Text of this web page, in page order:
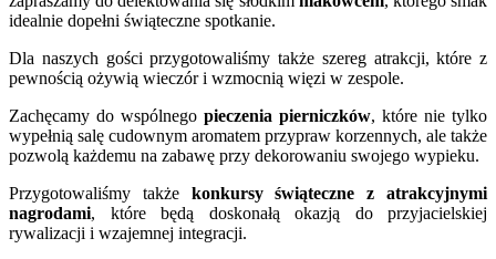
idealnie dopełni świąteczne spotkanie.
Dla naszych gości przygotowaliśmy także szereg atrakcji, które z
pewnością ożywią wieczór i wzmocnią więzi w zespole.
Zachęcamy do wspólnego pieczenia pierniczków, które nie tylko
wypełnią salę cudownym aromatem przypraw korzennych, ale także
pozwolą każdemu na zabawę przy dekorowaniu swojego wypieku.
Przygotowaliśmy także konkursy świąteczne z atrakcyjnymi
nagrodami, które będą doskonałą okazją do przyjacielskiej
rywalizacji i wzajemnej integracji.